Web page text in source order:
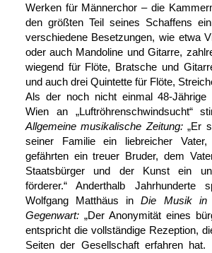
Werken für Männer­chor – die
den größten Teil seines Schaffens
ver­schiedene Be­setzungen, wie etwa
oder auch Mandoline und Gitarre,
wiegend für Flöte, Bratsche und
und auch drei Quintette für Flöte,
Als der noch nicht einmal 48-Jährige
Wien an „Luft­röhren­schwind­sucht“
Allgemeine musikalische Zeitung:„Er
seiner Familie ein liebreicher
gefährten ein treuer Bruder, dem
Staats­bürger und der Kunst ein
förderer.“ Anderthalb Jahr­hunderte
Wolf­gang Matthäus inDie Musik in
Gegen­wart:„Der Anonymität eines
ent­spricht die voll­ständige Rezeption,
Seiten der Gesellschaft erfahren hat.